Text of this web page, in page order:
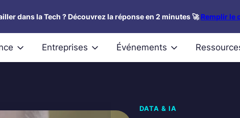
dans la Tech ? Découvrez la réponse en 2 minutes 🚀Remplir le
Entreprises Événements
DATA & IA